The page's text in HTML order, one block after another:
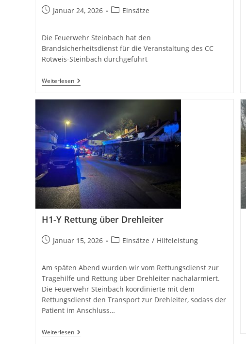
BeitragJanuar 24, 2026
Beitrags-
Einsätze
Die Feuerwehr Steinbach hat den
Brandsicherheitsdienst für die Veranstaltung des CC
Rotweis-Steinbach durchgeführt
WeiterlesenBrandsicherheitsdienst
H1-Y Rettung über Drehleiter
BeitragJanuar 15, 2026
Beitrags-
Einsätze / Hilfeleistung
Am späten Abend wurden wir vom Rettungsdienst zur
Tragehilfe und Rettung über Drehleiter nachalarmiert.
Die Feuerwehr Steinbach koordinierte mit dem
Rettungsdienst den Transport zur Drehleiter, sodass der
Patient im Anschluss…
WeiterlesenH1-
Y